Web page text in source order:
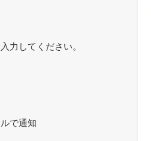
力してください。
で通知